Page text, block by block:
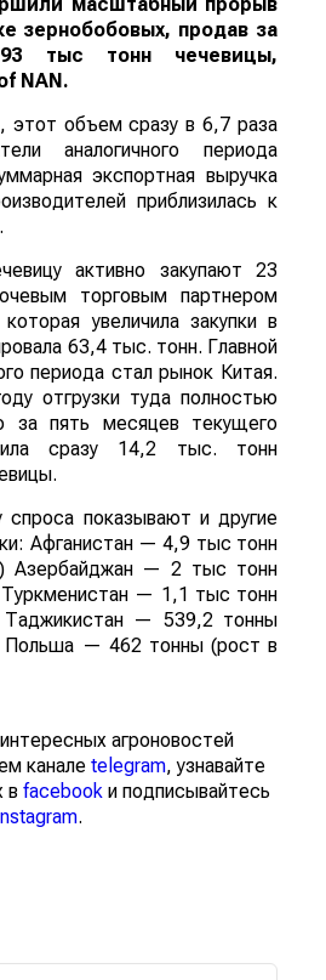
масштабный прорыв
зернобобовых, продав за
тыс тонн чечевицы,
NAN .
этот объем сразу в 6,7 раза
аналогичного периода
экспортная выручка
приблизилась к
активно закупают 23
торговым партнером
увеличила закупки в
63,4 тыс. тонн. Главной
периода стал рынок Китая.
отгрузки туда полностью
за пять месяцев текущего
сразу 14,2 тыс. тонн
спроса показывают и другие
Афганистан — 4,9 тыс тонн
Азербайджан — 2 тыс тонн
— 1,1 тыс тонн
— 539,2 тонны
Польша — 462 тонны (рост в
агроновостей
канале telegram, узнавайте
в facebook и подписывайтесь
.